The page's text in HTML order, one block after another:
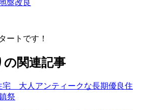
ートです！
の関連記事